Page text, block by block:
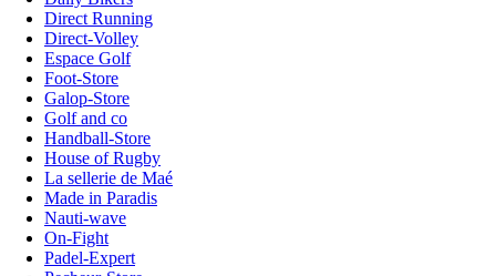
Direct Running
Direct-Volley
Espace Golf
Foot-Store
Galop-Store
Golf and co
Handball-Store
House of Rugby
La sellerie de Maé
Made in Paradis
Nauti-wave
On-Fight
Padel-Expert